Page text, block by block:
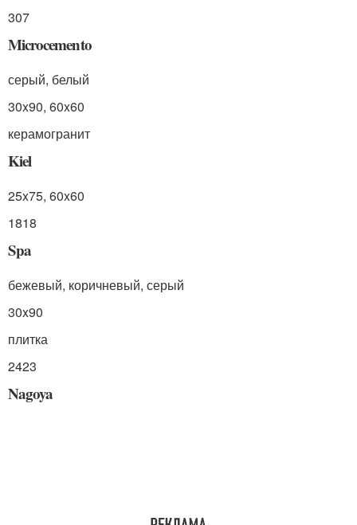
307
Microcemento
серый, белый
30x90, 60x60
керамогранит
Kiel
25x75, 60x60
1818
Spa
бежевый, коричневый, серый
30x90
плитка
2423
Nagoya